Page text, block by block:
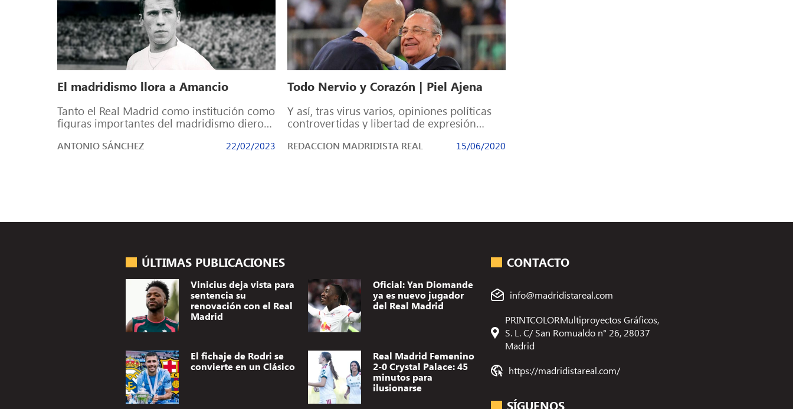
El madridismo llora a Amancio
Tanto el Real Madrid como institución como
figuras importantes del madridismo dieron
mandaron […]
ANTONIO SÁNCHEZ 22/02/2023
Todo Nervio y Corazón | Piel Ajena
Y así, tras virus varios, opiniones políticas
controvertidas y libertad de expresión
REDACCION MADRIDISTA REAL 15/06/2020
ÚLTIMAS PUBLICACIONES
Vinicius deja vista para
sentencia su
renovación con el Real
Madrid
Oficial: Yan Diomande
ya es nuevo jugador
del Real Madrid
El fichaje de Rodri se
convierte en un Clásico
Real Madrid Femenino
2-0 Crystal Palace: 45
minutos para
ilusionarse
CONTACTO
info@madridistareal.com
PRINTCOLORMultiproyectos Gráficos,
S. L. C/ San Romualdo n° 26, 28037
Madrid
https://madridistareal.com/
SÍGUENOS